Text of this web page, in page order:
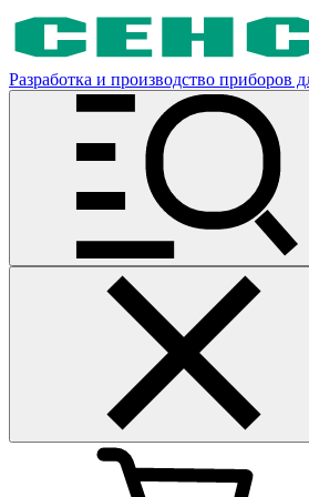
Разработка и производство приборов